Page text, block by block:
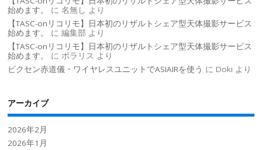
始めます。
に名無し より
【TASC-onリコリモ】日本初のリザルトシェア型天体撮影サービス
始めます。
に編集部 より
【TASC-onリコリモ】日本初のリザルトシェア型天体撮影サービス
始めます。
にポラリス より
ビクセン赤道儀・ワイヤレスユニットでASIAIRを使う に Doki より
アーカイブ
2026年2月
2026年1月